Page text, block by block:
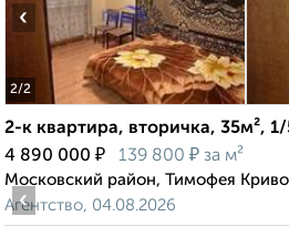
2/2
‹
2-к квартира, вторичка, 35м²,
4 890 000 ₽ 139 800 ₽ за м²
Московский район, Тимофея
Агентство, 04.08.2026
‹